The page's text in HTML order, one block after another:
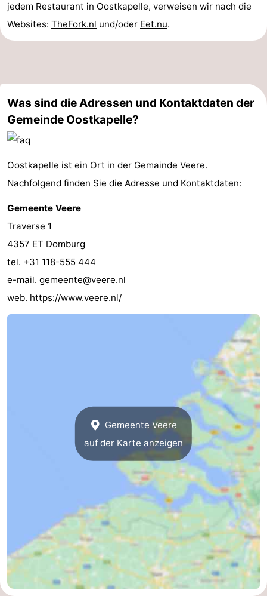
jedem Restaurant in Oostkapelle, verweisen wir nach die
Websites: TheFork.nl und/oder Eet.nu.
Was sind die Adressen und Kontaktdaten der
Gemeinde Oostkapelle?
Oostkapelle ist ein Ort in der Gemainde Veere.
Nachfolgend finden Sie die Adresse und Kontaktdaten:
Gemeente Veere
Traverse 1
4357 ET Domburg
tel. +31 118-555 444
e-mail. gemeente@veere.nl
web. https://www.veere.nl/
Gemeente Veere
auf der Karte anzeigen